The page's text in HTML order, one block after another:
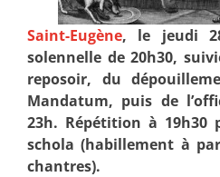
Saint-Eugène, le jeudi
solennelle de 20h30,
reposoir, du
Mandatum, puis de
23h. Répétition à 19h30
schola (habillement à
chantres).